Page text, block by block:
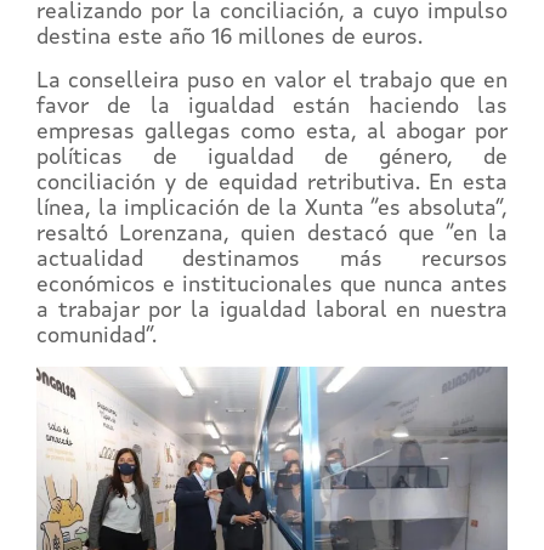
realizando por la conciliación, a cuyo impulso
destina este año 16 millones de euros.
La conselleira puso en valor el trabajo que en
favor de la igualdad están haciendo las
empresas gallegas como esta, al abogar por
políticas de igualdad de género, de
conciliación y de equidad retributiva. En esta
línea, la implicación de la Xunta “es absoluta”,
resaltó Lorenzana, quien destacó que “en la
actualidad destinamos más recursos
económicos e institucionales que nunca antes
a trabajar por la igualdad laboral en nuestra
comunidad”.